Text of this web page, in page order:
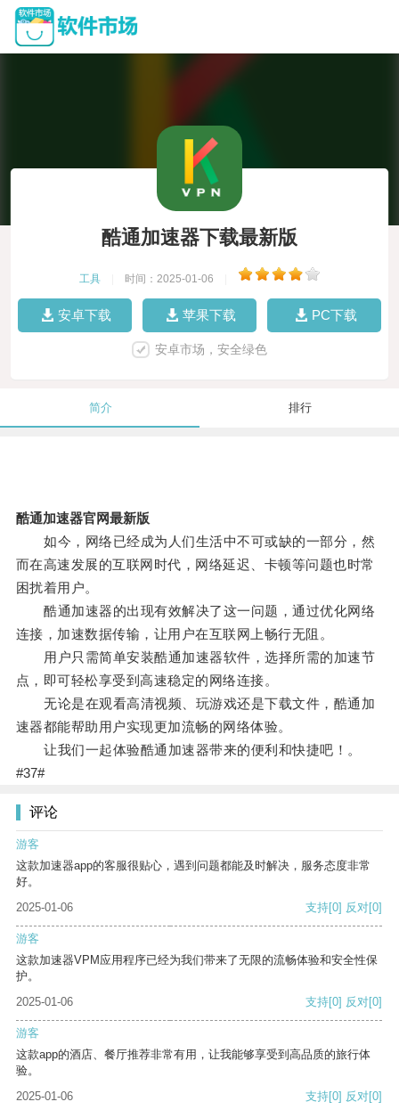
酷通加速器下载最新版
工具 时间：2025-01-06
安卓下载 苹果下载 PC下载
安卓市场，安全绿色
简介 排行
酷通加速器官网最新版
如今，网络已经成为人们生活中不可或缺的一部分，然
而在高速发展的互联网时代，网络延迟、卡顿等问题也时常
困扰着用户。
酷通加速器的出现有效解决了这一问题，通过优化网络
连接，加速数据传输，让用户在互联网上畅行无阻。
用户只需简单安装酷通加速器软件，选择所需的加速节
点，即可轻松享受到高速稳定的网络连接。
无论是在观看高清视频、玩游戏还是下载文件，酷通加
速器都能帮助用户实现更加流畅的网络体验。
让我们一起体验酷通加速器带来的便利和快捷吧！。
#37#
评论
游客
这款加速器app的客服很贴心，遇到问题都能及时解决，服务态度非常
好。
2025-01-06
支持[0] 反对[0]
游客
这款加速器VPM应用程序已经为我们带来了无限的流畅体验和安全性保
护。
2025-01-06
支持[0] 反对[0]
游客
这款app的酒店、餐厅推荐非常有用，让我能够享受到高品质的旅行体
验。
2025-01-06
支持[0] 反对[0]